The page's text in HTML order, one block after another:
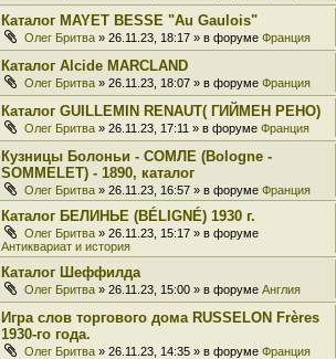
Каталог MAYET BESSE "Au Gaulois"
Олег Бритва » 26.11.23, 18:17 » в форуме Франция
Каталог Alcide MARCLAND
Олег Бритва » 26.11.23, 18:07 » в форуме Франция
Каталог GUILLEMIN RENAUT( ГИЙМЕН РЕНО)
Олег Бритва » 26.11.23, 17:11 » в форуме Франция
Кузницы Болоньи - СОМЛЕ (Bologne -
SOMMELET) - 1890, каталог
Олег Бритва » 26.11.23, 16:57 » в форуме Франция
Каталог БЕЛИНЬЕ (BÉLIGNÉ) 1930 г.
Олег Бритва » 26.11.23, 15:17 » в форуме
Антиквариат и история
Каталог Шеффилда
Олег Бритва » 26.11.23, 15:00 » в форуме Англия
Игра слов торгового дома RUSSELON Frères
1930-го года.
Олег Бритва » 26.11.23, 14:35 » в форуме Франция